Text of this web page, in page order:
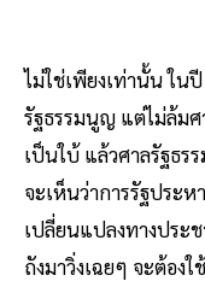
ไม่ใช่เพียงเท่านั้น ใน
รัฐธรรมนูญ แต่ไม่ล้ม
เป็นใบ้ แล้วศาลรัฐธร
จะเห็นว่าการรัฐประ
เปลี่ยนแปลงทางประช
ถังมาวิ่งเฉยๆ จะต้อง